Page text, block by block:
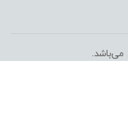
می‌باشد.